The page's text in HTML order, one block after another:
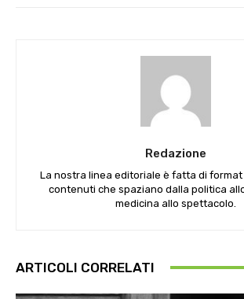
Redazione
La nostra linea editoriale è fatta di
contenuti che spaziano dalla politica
medicina allo spettacolo.
ARTICOLI CORRELATI